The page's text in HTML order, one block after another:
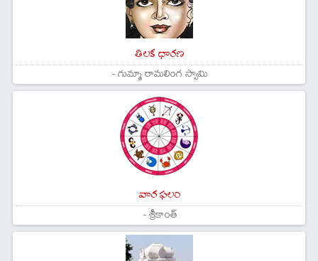
తిలక ధారణ
- గుమ్మా రామలింగ స్వామి
వార ఫలం
- శ్రీకాంత్